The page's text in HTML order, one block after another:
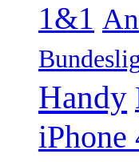
1&1
Handy
iPhone